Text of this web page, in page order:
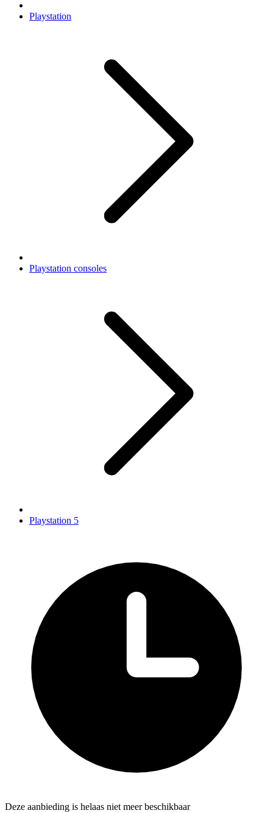
Playstation
Playstation consoles
Playstation 5
Deze aanbieding is helaas niet meer beschikbaar